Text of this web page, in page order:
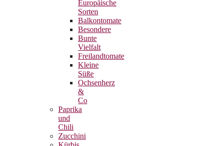
Europäische
Sorten
Balkontomate
Besondere
Bunte
Vielfalt
Freilandtomate
Kleine
Süße
Ochsenherz
&
Co
Paprika
und
Chili
Zucchini